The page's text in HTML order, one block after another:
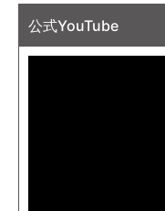
公式YouTube